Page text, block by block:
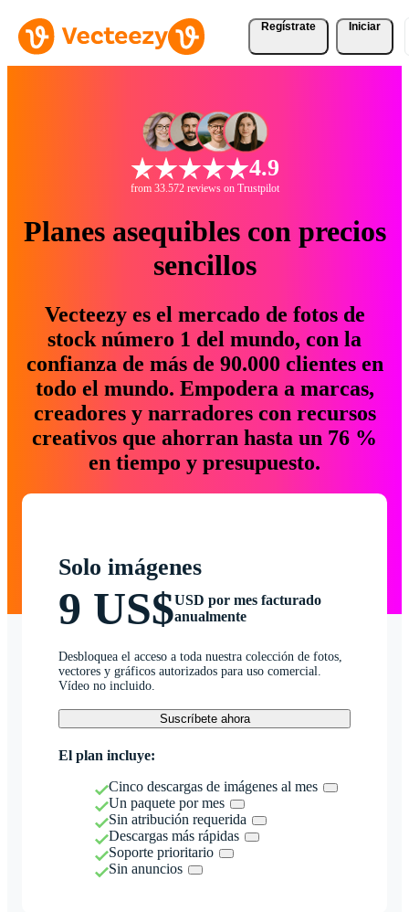
Regístrate Iniciar
4.9
from 33.572 reviews on Trustpilot
Planes asequibles con precios
sencillos
Vecteezy es el mercado de fotos de
stock número 1 del mundo, con la
confianza de más de 90.000 clientes en
todo el mundo. Empodera a marcas,
creadores y narradores con recursos
creativos que ahorran hasta un 76 %
en tiempo y presupuesto.
Solo imágenes
9 US$USD por mes facturado
anualmente
Desbloquea el acceso a toda nuestra colección de fotos,
vectores y gráficos autorizados para uso comercial.
Vídeo no incluido.
Suscríbete ahora
El plan incluye:
Cinco descargas de imágenes al mes
Un paquete por mes
Sin atribución requerida
Descargas más rápidas
Soporte prioritario
Sin anuncios